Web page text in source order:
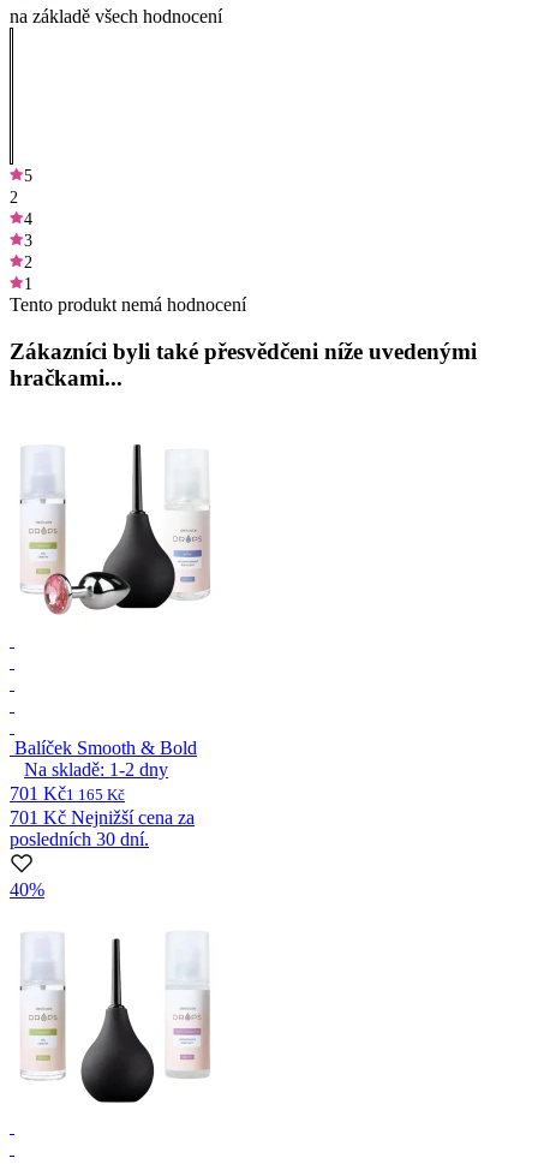
na základě všech hodnocení
5
2
4
3
2
1
Tento produkt nemá hodnocení
Zákazníci byli také přesvědčeni níže uvedenými
hračkami...
Balíček Smooth & Bold
Na skladě: 1-2 dny
701 Kč1 165 Kč
701 Kč Nejnižší cena za
posledních 30 dní.
40%